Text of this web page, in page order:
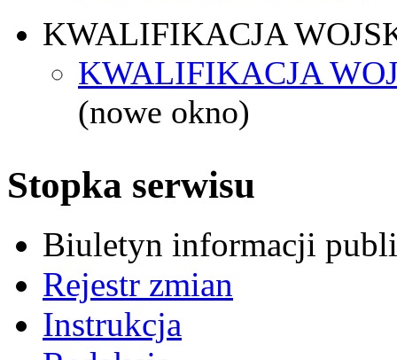
KWALIFIKACJA
KWALIFIKACJA
(nowe okno)
Stopka serwisu
Biuletyn informacji
Rejestr zmian
Instrukcja